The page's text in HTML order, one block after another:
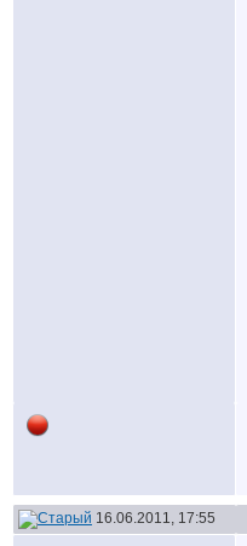
16.06.2011, 17:55